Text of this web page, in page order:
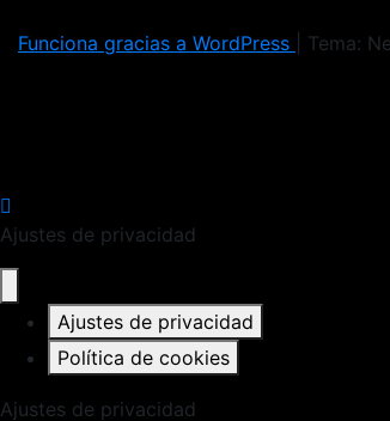
Funciona gracias a WordPress Tema:
Ajustes de privacidad
Ajustes de privacidad
Política de cookies
Ajustes de privacidad